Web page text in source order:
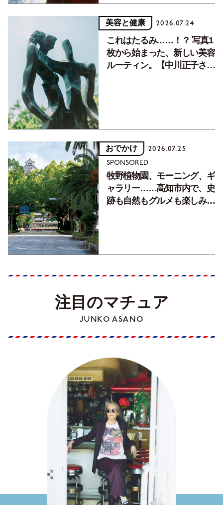
美容と健康 2026.07.24
これはたるみ……！？ 写真1
枚から始まった、新しい美容
ルーティン。【中川正子さん
おでかけ 2026.07.25
SPONSORED
牧野植物園、モーニング、ギ
ャラリー……高知市内で、史
跡も自然もグルメも楽しみ尽
注目のマチュア
JUNKO ASANO